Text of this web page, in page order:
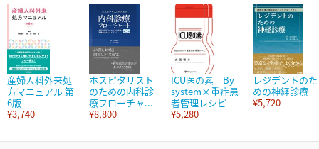
産婦人科外来処
方マニュアル 第
6版
¥3,740
ホスピタリスト
のための内科診
療フローチャ...
¥8,800
ICU医の素 By
system×重症患
者管理レシピ
¥5,280
レジデントのた
めの神経診療
¥5,720